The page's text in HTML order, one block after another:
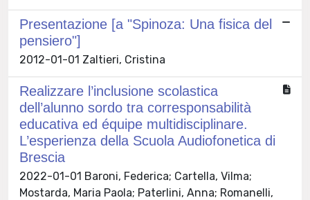
Presentazione [a "Spinoza: Una fisica del
pensiero"]
2012-01-01 Zaltieri, Cristina
Realizzare l’inclusione scolastica
dell’alunno sordo tra corresponsabilità
educativa ed équipe multidisciplinare.
L’esperienza della Scuola Audiofonetica di
Brescia
2022-01-01 Baroni, Federica; Cartella, Vilma;
Mostarda, Maria Paola; Paterlini, Anna; Romanelli,